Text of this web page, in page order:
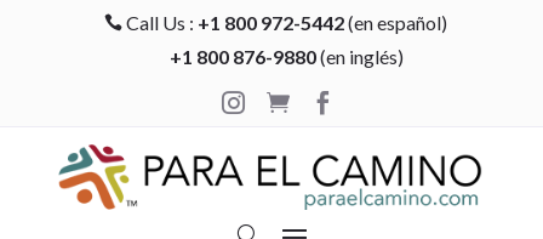
 Call Us : +1 800 972-5442(en español)
+1 800 876-9880(en inglés)

 